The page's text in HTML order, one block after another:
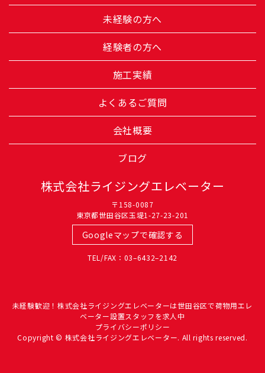
未経験の方へ
経験者の方へ
施工実績
よくあるご質問
会社概要
ブログ
株式会社ライジングエレベーター
〒158-0087
東京都世田谷区玉堤1-27-23-201
Googleマップで確認する
TEL/FAX：03–6432–2142
未経験歓迎！株式会社ライジングエレベーターは世田谷区で荷物用エレ
ベーター設置スタッフを求人中
プライバシーポリシー
Copyright © 株式会社ライジングエレベーター. All rights reserved.